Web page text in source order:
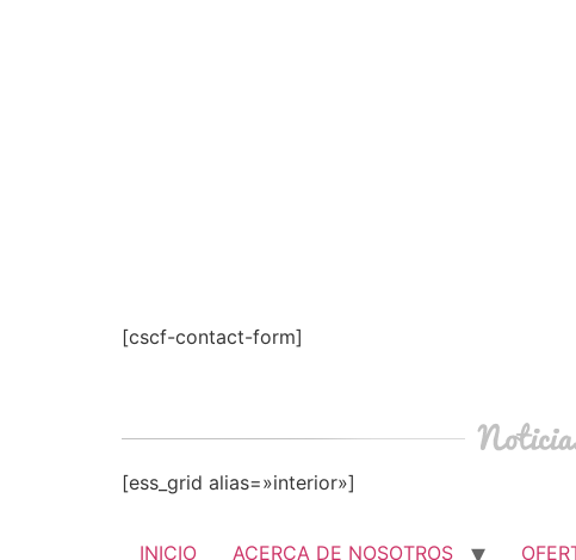
[cscf-contact-form]
[ess_grid alias=»interior»]
INICIO ACERCA DE NOSOTROS